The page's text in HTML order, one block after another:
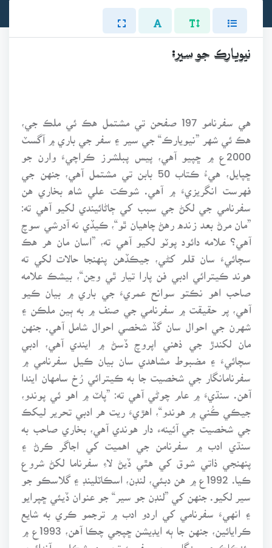
نيويارڪ جو سير:
هي سفرنامو 197 صفحن تي مشتمل هڪ ئي ملڪ جي،
هڪ ئي شهر ”نيويارڪ“ جي سير ۽ سفر جي باري ۾ آگسٽ
2000ع ۾ ڇپيو آهي، پيس پبلشرز ڪراچيءَ وارن جو
ڇپايل، هيءُ ڪتاب 50 بابن تي مشتمل آهي، جنهن جي
فهرست انگريزيءَ ۾ آهي. شوڪت علي شاھ بخاري هن
سفرنامي جي لکڻ جي سبب کي ڄاڻائيندي لکيو آهي ته:
”مان مرڻ بعد زنده رهڻ چاهيان ٿو“، ڪيڏي نه آدرشي سوچ
آهي؟ علامه دائود پوٽو لکيو آهي ته، ”اسان مان هر هڪ
سچائيءَ سان قلم کڻي، جيڪڏهن پنهنجا حالات لکي ته
هوند ڪيترائي ادبي فن پارا تيار ٿي وڃن“، بيشڪ علامه
صاحب اهو نڪتو سوانح عمريءَ جي باري ۾ بيان ڪيو
آهي، پر حقيقت ۾ سفرنامي جي صنف ۾ به ٻين ملڪن ۽
شهرن جي احوال سان گڏ شخصي احوال شامل آهي. جنهن
مان لکندڙ جي ذهني اپروچ ڏسڻ ۾ ايندي آهي، ادبي
سچائيءَ ۽ مضبوط مشاهدي سان بيان ڪيل سفرنامي ۾
سفرنامانگار جي شخصيت جا به ڪيترائي رُخ سامهان ايندا
آهن. سنڌيءَ ۾ عام چوڻي آهي ته: ”پاٽ ۾ اهو ئي پوندو،
جيڪي ڪُني ۾ هوندو“، اهڙيءَ ريت هر ادبي تحرير ليکڪ
جي شخصيت جي آئينهء دار هوندي آهي، بخاري صاحب به
سنڌي ادب ۾ سفرنامن جي اهميت کي اجاگر ڪرڻ ۽
پنهنجي ذاتي شوق کي هٿي ڏيڻ لاءِ سفرناما لکڻ شروع
ڪيا. 1992ع ۾ هن دبئي، لنڊن، اسڪاٽلينڊ ۽ گلاسڪو جو
سير لکيو. جنهن کي ”لنڊن جو سير“ جو عنوان ڏيئي ڇپرايو
۽ انهيءَ سفرنامي کي اردو ادب ۾ ترجمو ڪري به شايع
بئنڪاڪ ۽ سينگاپور جو سفر به تحريري شڪل ۾ آندائين.